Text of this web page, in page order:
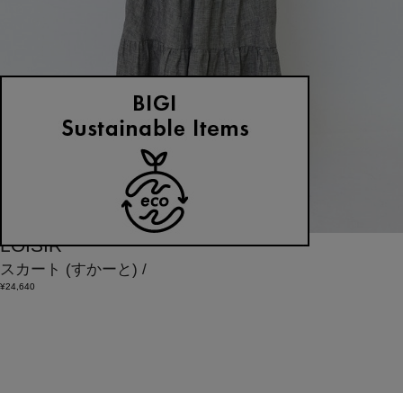
LOISIR
スカート (すかーと) /
¥24,640